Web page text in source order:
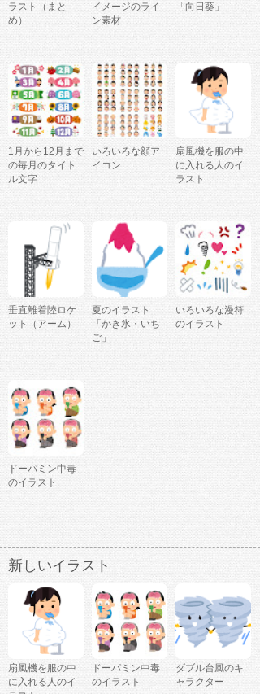
ラスト（まと
め）
イメージのライ
ン素材
「向日葵」
1月から12月まで
の毎月のタイト
ル文字
いろいろな顔ア
イコン
扇風機を服の中
に入れる人のイ
ラスト
垂直離着陸ロケ
ット（アーム）
夏のイラスト
「かき氷・いち
ご」
いろいろな漫符
のイラスト
ドーパミン中毒
のイラスト
新しいイラスト
扇風機を服の中
に入れる人のイ
ドーパミン中毒
のイラスト
ダブル台風のキ
ャラクター